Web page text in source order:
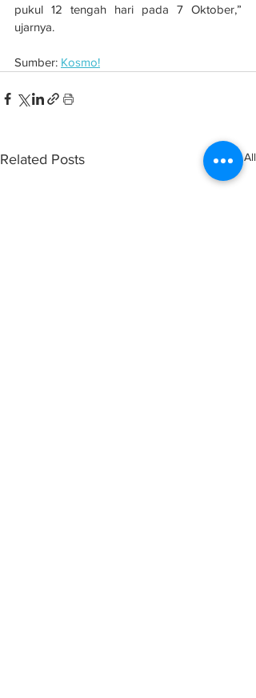
pukul 12 tengah hari pada 7 Oktober,”
ujarnya.
Sumber: Kosmo!
Related Posts See All